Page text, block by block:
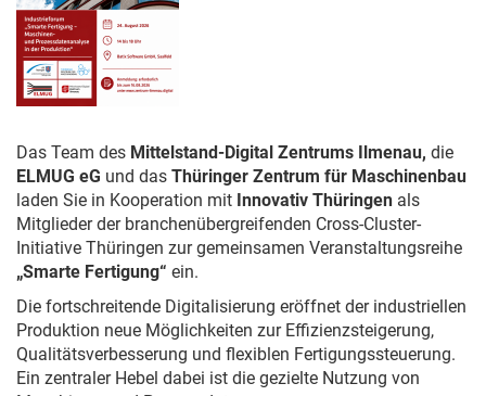
Das Team des Mittelstand-Digital Zentrums Ilmenau, die
ELMUG eG und das Thüringer Zentrum für Maschinenbau
laden Sie in Kooperation mit Innovativ Thüringen als
Mitglieder der branchenübergreifenden Cross-Cluster-
Initiative Thüringen zur gemeinsamen Veranstaltungsreihe
„Smarte Fertigung“ ein.
Die fortschreitende Digitalisierung eröffnet der industriellen
Produktion neue Möglichkeiten zur Effizienzsteigerung,
Qualitätsverbesserung und flexiblen Fertigungssteuerung.
Ein zentraler Hebel dabei ist die gezielte Nutzung von